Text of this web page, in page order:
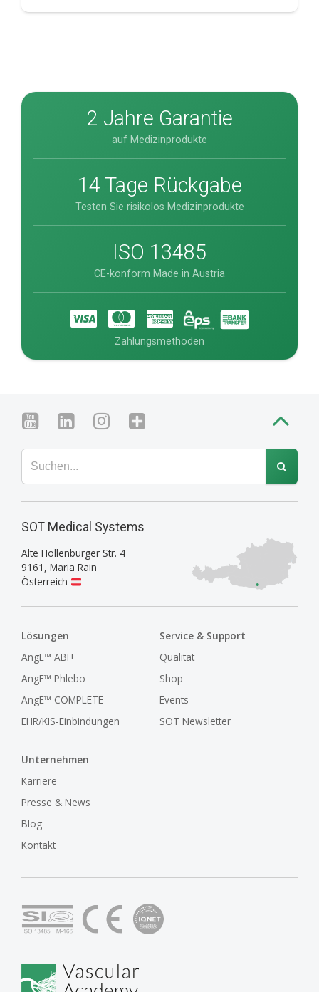
2 Jahre Garantie
auf Medizinprodukte
14 Tage Rückgabe
Testen Sie risikolos Medizinprodukte
ISO 13485
CE-konform Made in Austria
Zahlungsmethoden
Lösungen
AngE™ ABI+
AngE™ Phlebo
AngE™ COMPLETE
EHR/KIS-Einbindungen
Service & Support
Qualität
Shop
Events
SOT Newsletter
Unternehmen
Karriere
Presse & News
Blog
Kontakt
SOT Medical Systems
Alte Hollenburger Str. 4
9161 , Maria Rain
Österreich